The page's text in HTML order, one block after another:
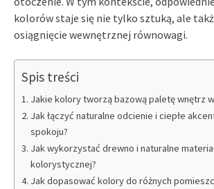
kolorów staje się nie tylko sztuką, ale
osiągnięcie wewnętrznej równowagi.
Spis treści
Jakie kolory tworzą bazową paletę wnętrz
Jak łączyć naturalne odcienie i ciepłe
spokoju?
Jak wykorzystać drewno i naturalne
kolorystycznej?
Jak dopasować kolory do różnych